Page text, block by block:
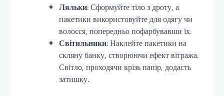
Ляльки: Сформуйте тіло з дроту, а
пакетики використовуйте для одягу чи
волосся, попередньо пофарбувавши їх.
Світильники: Наклейте пакетики на
скляну банку, створюючи ефект вітража.
Світло, проходячи крізь папір, додасть
затишку.